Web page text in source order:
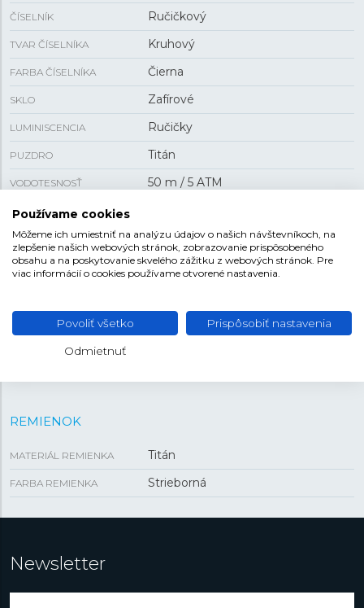
ČÍSELNÍK Ručičkový
TVAR ČÍSELNÍKA Kruhový
FARBA ČÍSELNÍKA Čierna
SKLO Zafírové
LUMINISCENCIA Ručičky
PUZDRO Titán
VODOTESNOSŤ 50 m / 5 ATM
POHON
PRIEHĽADNÉ VIEČKO Áno
FUNKCIA dátum
VEĽKOSŤ
REMIENOK
MATERIÁL REMIENKA Titán
FARBA REMIENKA Strieborná
Newsletter
Používame cookies
Môžeme ich umiestniť na analýzu údajov o našich návštevníkoch, na
zlepšenie našich webových stránok, zobrazovanie prispôsobeného
obsahu a na poskytovanie skvelého zážitku z webových stránok. Pre
viac informácií o cookies používame otvorené nastavenia.
Povoliť všetko Prispôsobiť nastavenia
Odmietnuť